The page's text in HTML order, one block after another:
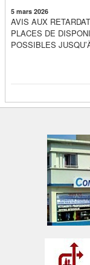
5 mars 2026
AVIS AUX
PLACES DE
POSSIBLES